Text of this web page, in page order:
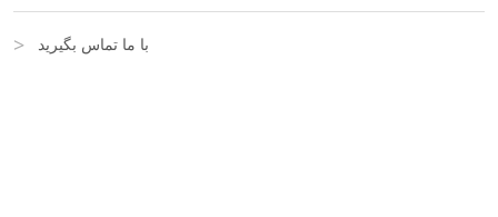
با ما تماس بگیرید